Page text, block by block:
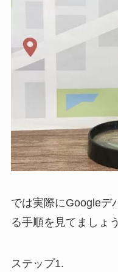
では実際にGoogleデ
る手順を見てましょう
ステップ1.